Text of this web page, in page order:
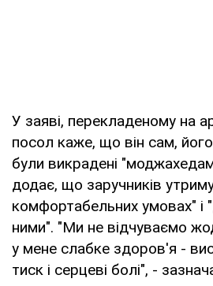
У заяві, перекладеному на
посол каже, що він сам,
були викрадені
додає, що заручників
комфортабельних умовах" і
ними". "Ми не відчуваємо
у мене слабке здоров'я -
тиск і серцеві болі", -